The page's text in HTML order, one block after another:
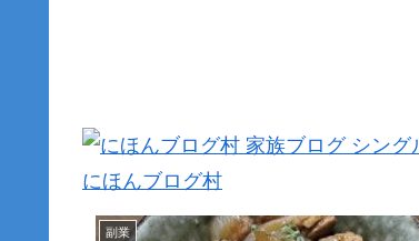
にほんブログ村
副業